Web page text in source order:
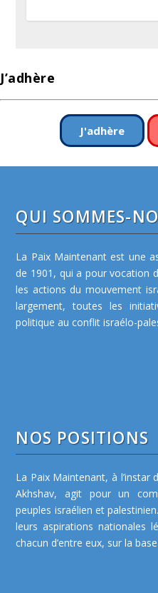
J’adhère
J'adhère
QUI SOMMES-
La Paix Maintenant est une
de 1901, qui a pour vocation
les actions du mouvement
largement, toutes les
politique au conflit israélo-
NOS POSITIONS
La Paix Maintenant, à l’instar
Akhshav, agit pour un
peuples israélien et
leurs aspirations nationales
chacun d’entre eux, sur la base